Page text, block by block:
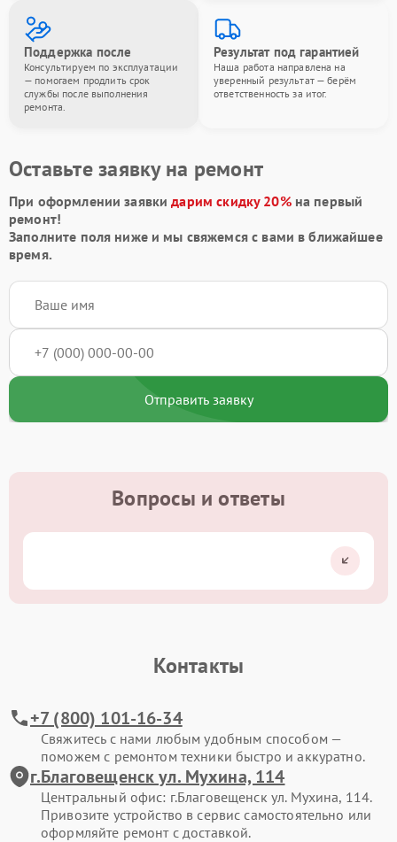
Поддержка после
Консультируем по эксплуатации
— помогаем продлить срок
службы после выполнения
ремонта.
Результат под гарантией
Наша работа направлена на
уверенный результат — берём
ответственность за итог.
Оставьте заявку на ремонт
При оформлении заявкидарим скидку 20%на первый
ремонт!
Заполните поля ниже и мы свяжемся с вами в ближайшее
время.
Отправить заявку
Вопросы и ответы
Контакты
+7 (800) 101-16-34
Свяжитесь с нами любым удобным способом —
поможем с ремонтом техники быстро и аккуратно.
г.Благовещенск ул. Мухина, 114
Центральный офис: г.Благовещенск ул. Мухина, 114.
Привозите устройство в сервис самостоятельно или
оформляйте ремонт с доставкой.